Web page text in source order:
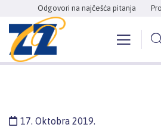
Odgovori na najčešća pitanja
17. Oktobra 2019.